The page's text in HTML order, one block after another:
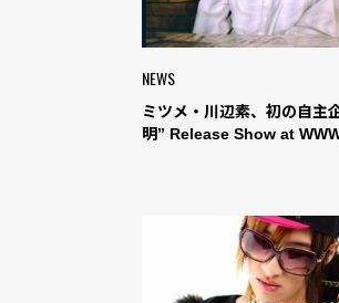
NEWS
ミツメ・川辺素、初の自主
明” Release Show at